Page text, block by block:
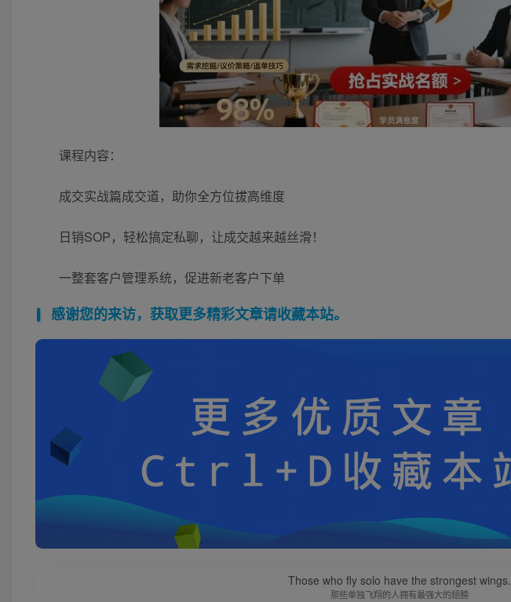
课程内容：
成交实战篇成交道，助你全方位拔高维度
日销SOP，轻松搞定私聊，让成交越来越丝滑！
一整套客户管理系统，促进新老客户下单
感谢您的来访，获取更多精彩文章请收藏本站。
Those who fly solo have the strongest wings.
那些单独飞翔的人拥有最强大的翅膀